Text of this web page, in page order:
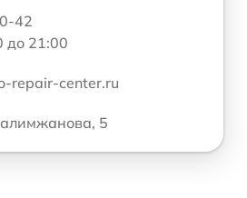
42
до 21:00
repair-center.ru
5